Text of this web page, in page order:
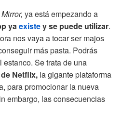
ya está empezando a
yaexistey se puede utilizar.
nos vaya a tocar ser majos
más pasta. Podrás
Se trata de una
Netflix, la gigante plataforma
para promocionar la nueva
embargo, las consecuencias